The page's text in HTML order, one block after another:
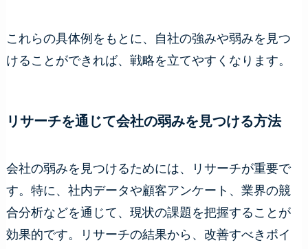
これらの具体例をもとに、自社の強みや弱みを見つ
けることができれば、戦略を立てやすくなります。
リサーチを通じて会社の弱みを見つける方法
会社の弱みを見つけるためには、リサーチが重要で
す。特に、社内データや顧客アンケート、業界の競
合分析などを通じて、現状の課題を把握することが
効果的です。リサーチの結果から、改善すべきポイ